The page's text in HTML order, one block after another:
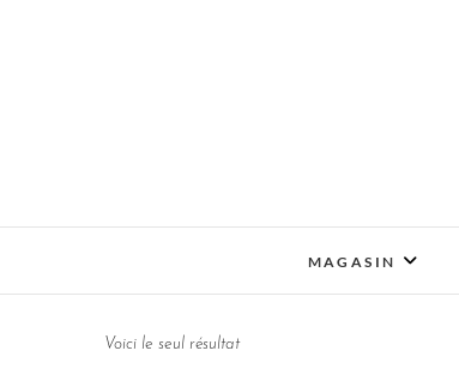
MAGASIN
Voici le seul résultat